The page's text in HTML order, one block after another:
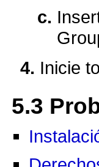
Inicie
5.3